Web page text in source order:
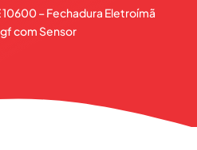
Parceiros
10600 – Fechadura Eletroímã
com Sensor